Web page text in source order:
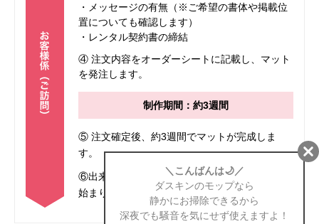
・メッセージの有無（※ご希望の書体や掲載位
置についても確認します）
・レンタル契約書の締結
④ 注文内容をオーダーシートに記載し、マット
を発注します。
制作期間：約3週間
⑤ 注文確定後、約3週間でマットが完成しま
す。
⑥出来上がったマットをお届けし、レンタルが
始まります。